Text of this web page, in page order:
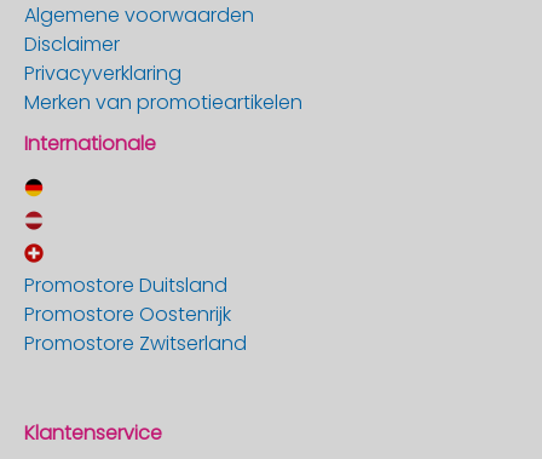
Algemene voorwaarden
Disclaimer
Privacyverklaring
Merken van promotieartikelen
Internationale
Promostore Duitsland
Promostore Oostenrijk
Promostore Zwitserland
Klantenservice